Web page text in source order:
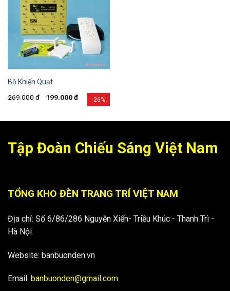
-26%
Bộ Khiển Quạt
269.000đ 199.000đ
Tập Đoàn Chiếu Sáng Việt Nam
TỔNG KHO ĐÈN TRANG TRÍ VIỆT NAM
Địa chỉ: Số 6/86/286 Nguyễn Xiển- Triều Khúc - Thanh Trì -
Hà Nội
Website: banbuonden.vn
Email: banbuonden@gmail.com